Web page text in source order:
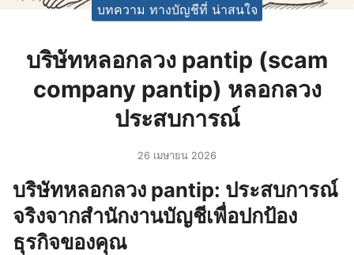
บทความ ทางบัญชีที่ น่าสนใจ
บริษัทหลอกลวง pantip (scam
company pantip) หลอกลวง
ประสบการณ์
26 เมษายน 2026
บริษัทหลอกลวง pantip: ประสบการณ์
จริงจากสำนักงานบัญชีเพื่อปกป้อง
ธุรกิจของคุณ